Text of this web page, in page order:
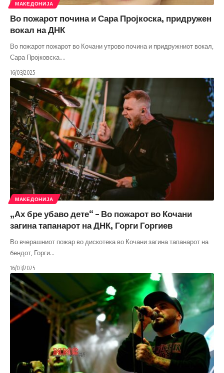
МАКЕДОНИЈА
Во пожарот почина и Сара Пројкоска, придружен
вокал на ДНК
Во пожарот пожарот во Кочани утрово почина и придружниот вокал,
Сара Пројковска.…
16/03/2025
МАКЕДОНИЈА
„Ах бре убаво дете“ – Во пожарот во Кочани
загина тапанарот на ДНК, Горги Горгиев
Во вчерашниот пожар во дискотека во Кочани загина тапанарот на
бендот, Горги…
16/03/2025